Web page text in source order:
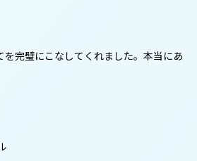
を完璧にこなしてくれました。本当にあ